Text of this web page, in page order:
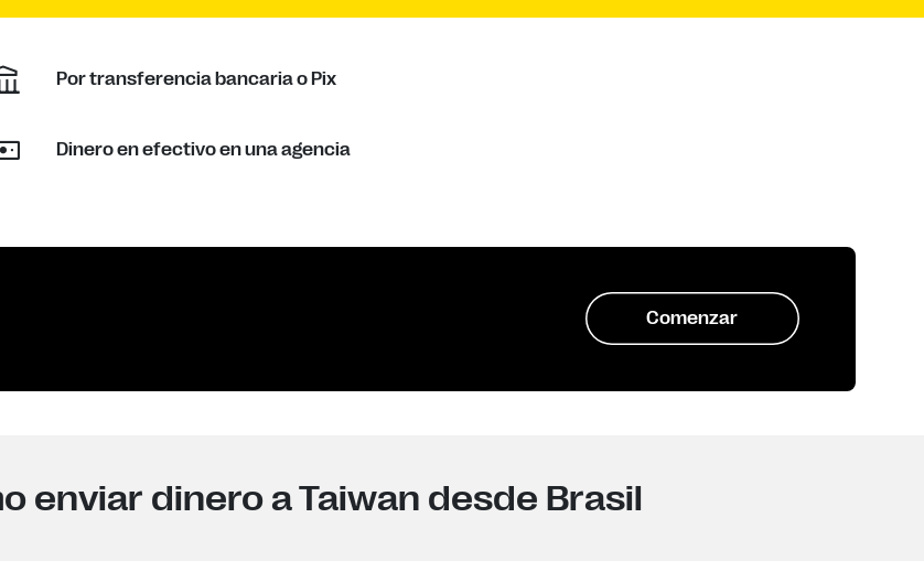
Por transferencia bancaria o Pix
Dinero en efectivo en una agencia
Comenzar
enviar dinero a Taiwan desde Brasil